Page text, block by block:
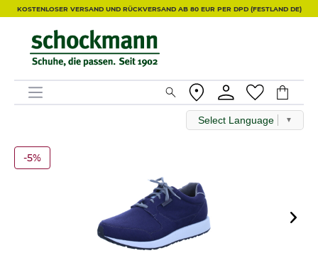
KOSTENLOSER VERSAND UND RÜCKVERSAND AB 80 EUR PER DPD (FESTLAND DE)
Select Language ▼
-5%